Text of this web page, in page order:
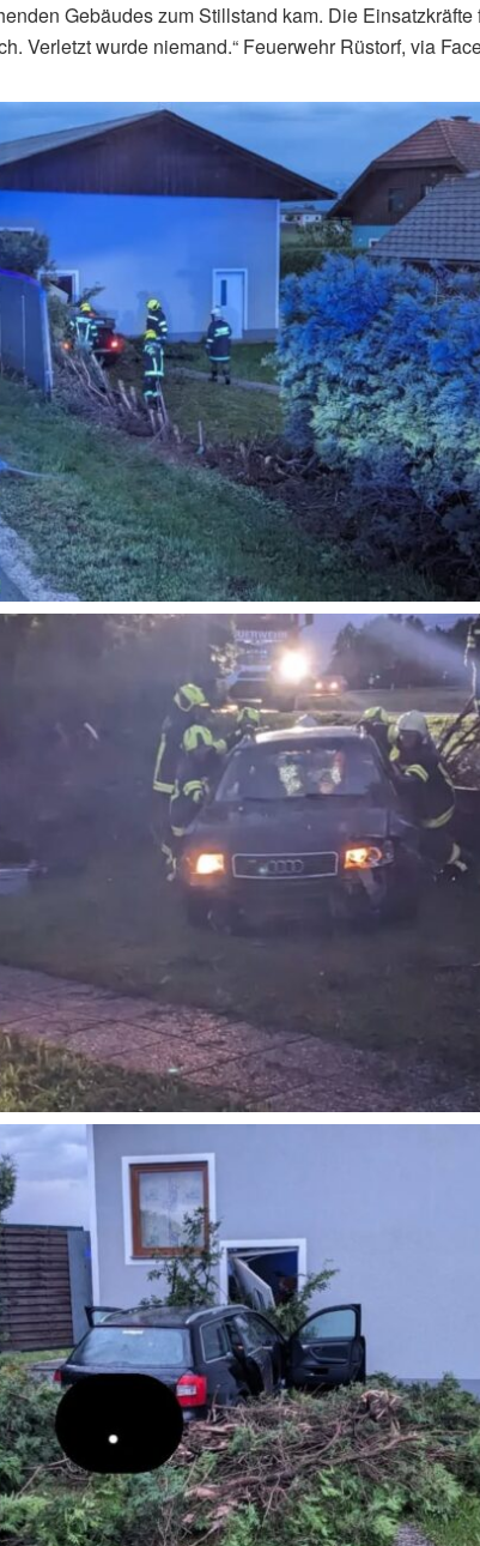
Gebäudes zum Stillstand kam. Die Einsatzkräfte
Verletzt wurde niemand.“ Feuerwehr Rüstorf, via